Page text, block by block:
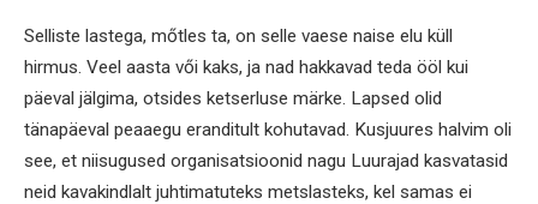
Selliste lastega, mőtles ta, on selle vaese naise elu küll
hirmus. Veel aasta vői kaks, ja nad hakkavad teda ööl kui
päeval jälgima, otsides ketserluse märke. Lapsed olid
tänapäeval peaaegu eranditult kohutavad. Kusjuures halvim oli
see, et niisugused organisatsioonid nagu Luurajad kasvatasid
neid kavakindlalt juhtimatuteks metslasteks, kel samas ei